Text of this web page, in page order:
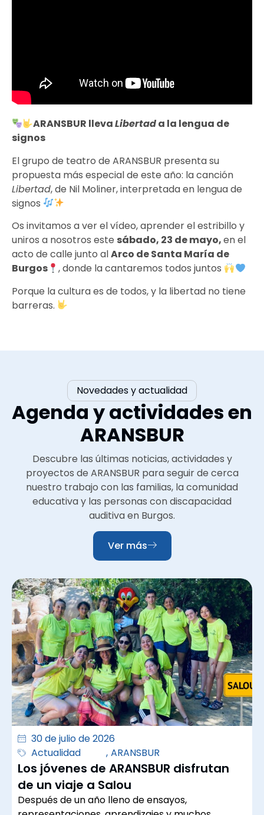
ARANSBUR llevaLibertada la lengua de
signos
El grupo de teatro de ARANSBUR presenta su
propuesta más especial de este año: la canción
Libertad, de Nil Moliner, interpretada en lengua de
signos
Os invitamos a ver el vídeo, aprender el estribillo y
uniros a nosotros este sábado, 23 de mayo,en el
acto de calle junto alArco de Santa María de
Burgos
, donde la cantaremos todos juntos
Porque la cultura es de todos, y la libertad no tiene
barreras.
Novedades y actualidad
Agenda y actividades en
ARANSBUR
Descubre las últimas noticias, actividades y
proyectos de ARANSBUR para seguir de cerca
nuestro trabajo con las familias, la comunidad
educativa y las personas con discapacidad
auditiva en Burgos.
Ver más
30 de julio de 2026
Actualidad
, ARANSBUR
Los jóvenes de ARANSBUR disfrutan
de un viaje a Salou
Después de un año lleno de ensayos,